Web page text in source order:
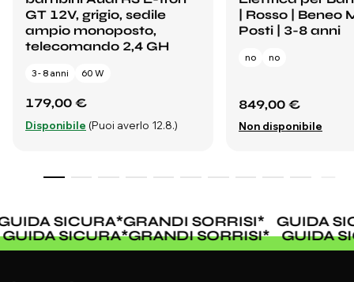
GT 12V, grigio, sedile
ampio monoposto,
telecomando 2,4 GH
3 - 8 anni 60 W
179,00 €
Disponibile (Puoi averlo 12.8.)
| Rosso | Beneo
Posti | 3-8 anni
no no
849,00 €
Non disponibile
SICURA*GRANDI SORRISI*
GUIDA
GUIDA SICURA*GRANDI SORRISI* GUIDA